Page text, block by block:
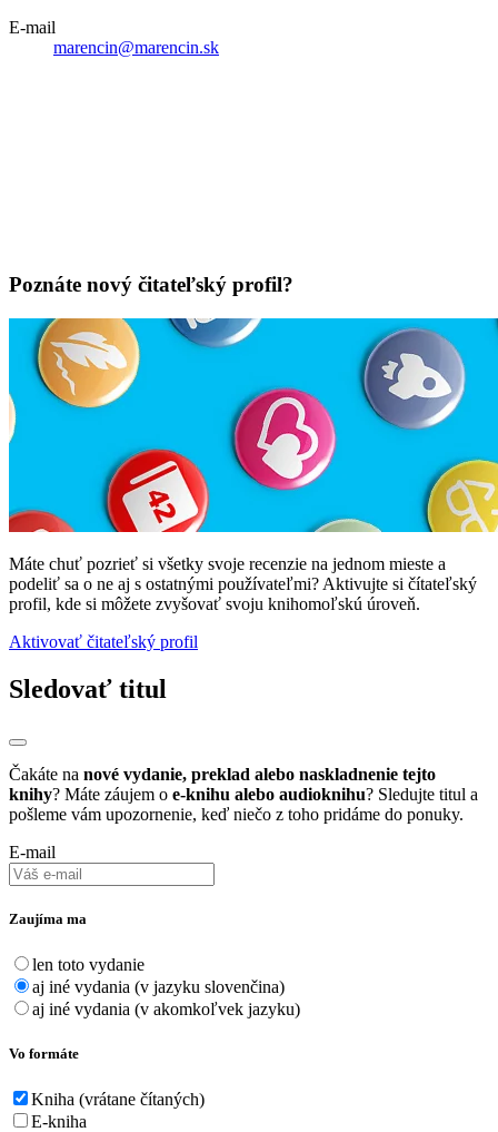
E-mail
marencin@marencin.sk
Poznáte nový čitateľský profil?
Máte chuť pozrieť si všetky svoje recenzie na jednom mieste a
podeliť sa o ne aj s ostatnými používateľmi? Aktivujte si čítateľský
profil, kde si môžete zvyšovať svoju knihomoľskú úroveň.
Aktivovať čitateľský profil
Sledovať titul
Čakáte na nové vydanie, preklad alebo naskladnenie tejto
knihy? Máte záujem o e-knihu alebo audioknihu? Sledujte titul a
pošleme vám upozornenie, keď niečo z toho pridáme do ponuky.
E-mail
Zaujíma ma
len toto vydanie
aj iné vydania (v jazyku slovenčina)
aj iné vydania (v akomkoľvek jazyku)
Vo formáte
Kniha (vrátane čítaných)
E-kniha